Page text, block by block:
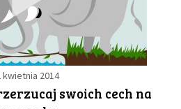
kwietnia 2014
swoich cech na